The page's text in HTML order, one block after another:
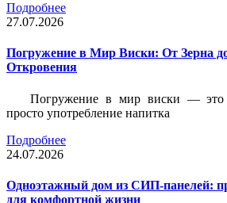
Подробнее
27.07.2026
Погружение в Мир Виски: От Зерна
Откровения
Погружение в мир виски — это
просто употребление напитка
Подробнее
24.07.2026
Одноэтажный дом из СИП-панелей:
для комфортной жизни